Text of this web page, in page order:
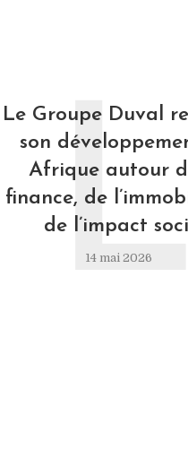
Le Groupe Duval
son
Afrique autour
finance, de
de l’impact
14 mai 2026